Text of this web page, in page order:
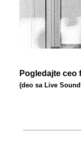
Pogledajte ceo
(deo sa Live